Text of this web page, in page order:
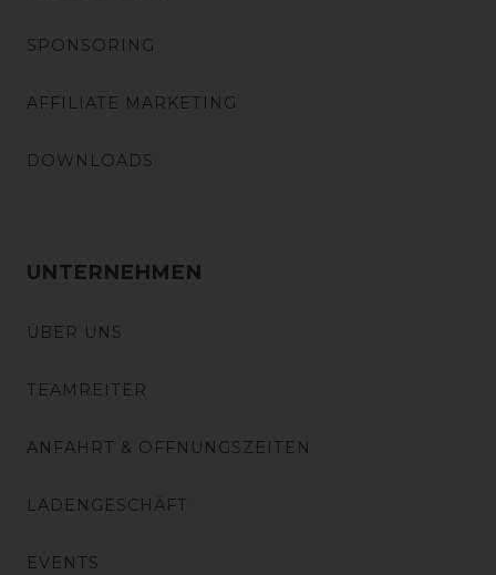
SPONSORING
AFFILIATE MARKETING
DOWNLOADS
UNTERNEHMEN
ÜBER UNS
TEAMREITER
ANFAHRT & ÖFFNUNGSZEITEN
LADENGESCHÄFT
EVENTS